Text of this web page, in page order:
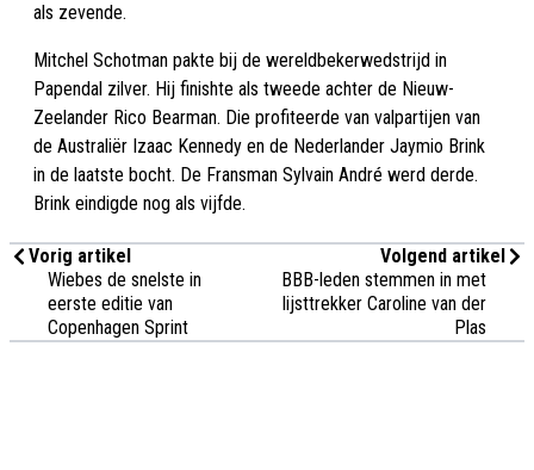
als zevende.
Mitchel Schotman pakte bij de wereldbekerwedstrijd in
Papendal zilver. Hij finishte als tweede achter de Nieuw-
Zeelander Rico Bearman. Die profiteerde van valpartijen van
de Australiër Izaac Kennedy en de Nederlander Jaymio Brink
in de laatste bocht. De Fransman Sylvain André werd derde.
Brink eindigde nog als vijfde.
Vorig artikel
Wiebes de snelste in
eerste editie van
Copenhagen Sprint
Volgend artikel
BBB-leden stemmen in met
lijsttrekker Caroline van der
Plas